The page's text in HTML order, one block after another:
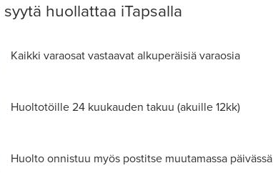
huollattaa iTapsalla
Kaikki varaosat vastaavat alkuperäisiä varaosia
Huoltotöille 24 kuukauden takuu (akuille 12kk)
Huolto onnistuu myös postitse muutamassa päivässä